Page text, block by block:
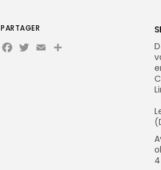
PARTAGER
Facebook
Twitter
Email